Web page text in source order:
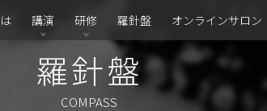
講演 研修 羅針盤 オンラインサロン
羅針盤
COMPASS